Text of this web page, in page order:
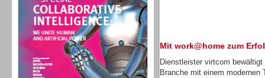
Personal
Mit work@home zum
Dienstleister virtcom
Branche mit einem modernen